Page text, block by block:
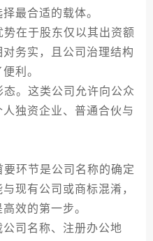
最合适的载体。
在于股东仅以其出资额
务实，且公司治理结构
利。
。这类公司允许向公众
独资企业、普通合伙与
环节是公司名称的确定
现有公司或商标混淆，
效的第一步。
司名称、注册办公地